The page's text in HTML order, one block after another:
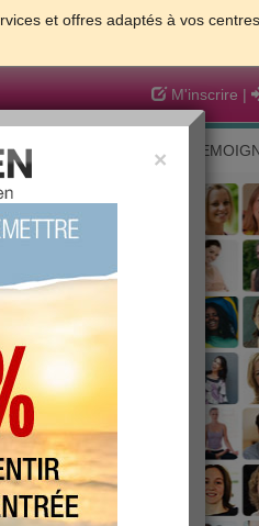
et offres adaptés à vos
M'inscrire |
& BEBE
dans sa peau
×